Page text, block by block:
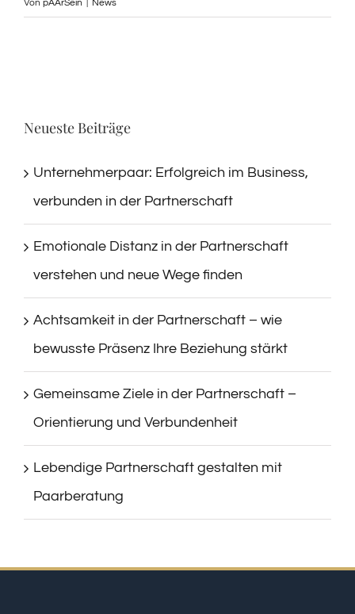
Von pAArSein News
Neueste Beiträge
Unternehmerpaar: Erfolgreich im Business,
verbunden in der Partnerschaft
Emotionale Distanz in der Partnerschaft
verstehen und neue Wege finden
Achtsamkeit in der Partnerschaft – wie
bewusste Präsenz Ihre Beziehung stärkt
Gemeinsame Ziele in der Partnerschaft –
Orientierung und Verbundenheit
Lebendige Partnerschaft gestalten mit
Paarberatung